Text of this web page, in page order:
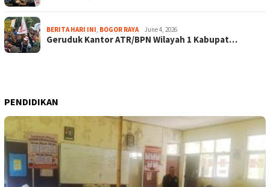
BERITA HARI INI, BOGOR RAYA June 4, 2026
Geruduk Kantor ATR/BPN Wilayah 1 Kabupat…
PENDIDIKAN